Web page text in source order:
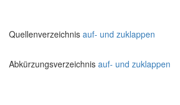
Quellenverzeichnis auf- und zuklappen
Abkürzungsverzeichnis auf- und zuklappen